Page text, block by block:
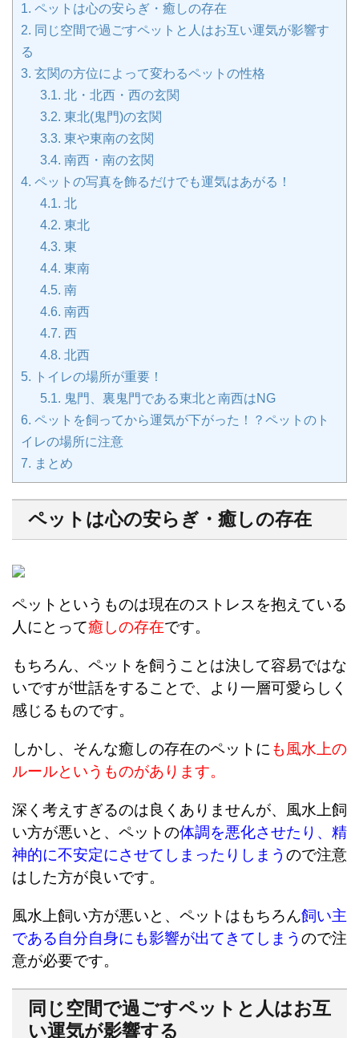
1. ペットは心の安らぎ・癒しの存在
2. 同じ空間で過ごすペットと人はお互い運気が影響す
る
3. 玄関の方位によって変わるペットの性格
3.1. 北・北西・西の玄関
3.2. 東北(鬼門)の玄関
3.3. 東や東南の玄関
3.4. 南西・南の玄関
4. ペットの写真を飾るだけでも運気はあがる！
4.1. 北
4.2. 東北
4.3. 東
4.4. 東南
4.5. 南
4.6. 南西
4.7. 西
4.8. 北西
5. トイレの場所が重要！
5.1. 鬼門、裏鬼門である東北と南西はNG
6. ペットを飼ってから運気が下がった！？ペットのト
イレの場所に注意
7. まとめ
ペットは心の安らぎ・癒しの存在
ペットというものは現在のストレスを抱えている
人にとって癒しの存在です。
もちろん、ペットを飼うことは決して容易ではな
いですが世話をすることで、より一層可愛らしく
感じるものです。
しかし、そんな癒しの存在のペットに も風水上の
ルールというものがあります。
深く考えすぎるのは良くありませんが、風水上飼
い方が悪いと、ペットの体調を悪化させたり、精
神的に不安定にさせてしまったりしまう ので注意
はした方が良いです。
風水上飼い方が悪いと、ペットはもちろん飼い主
である自分自身にも影響が出てきてしまう ので注
意が必要です。
同じ空間で過ごすペットと人はお互
い運気が影響する